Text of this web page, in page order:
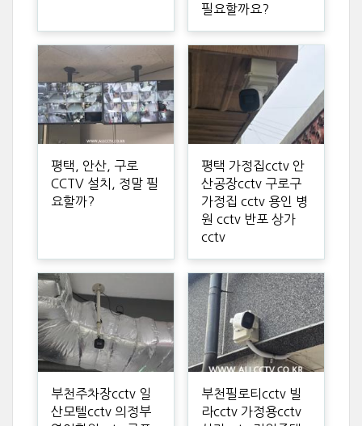
필요할까요?
평택, 안산, 구로
CCTV 설치, 정말 필
요할까?
평택 가정집cctv 안
산공장cctv 구로구
가정집 cctv 용인 병
원 cctv 반포 상가
cctv
부천주차장cctv 일
산모텔cctv 의정부
부천필로티cctv 빌
라cctv 가정용cctv